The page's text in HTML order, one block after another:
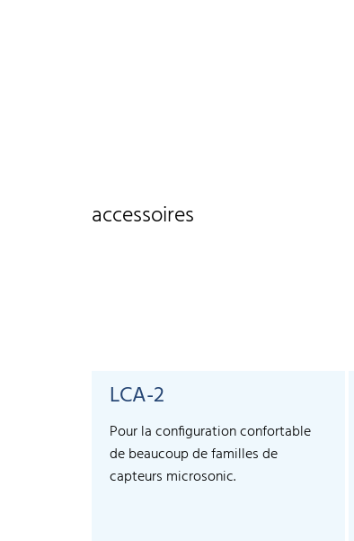
accessoires
LCA-2
Pour la configuration confortable
de beaucoup de familles de
capteurs microsonic.